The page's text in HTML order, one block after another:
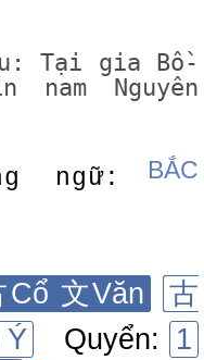
Tại gia Bồ-
Nguyên
ngữ: BẮC
Cổ 文Văn
古
Ý Quyển:
1